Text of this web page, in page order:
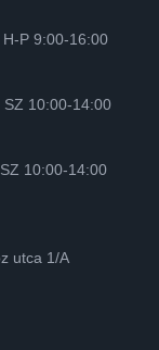
P 9:00-16:00
SZ 10:00-14:00
10:00-14:00
utca 1/A